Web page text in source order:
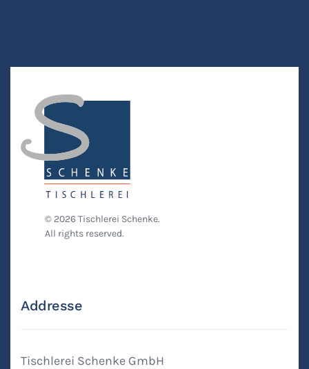
© 2026Tischlerei Schenke.
All rights reserved.
Addresse
Tischlerei Schenke GmbH